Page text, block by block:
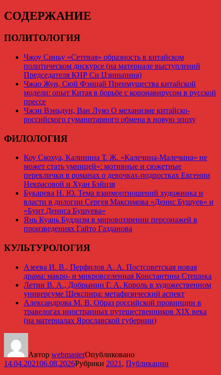
СОДЕРЖАНИЕ
ПОЛИТОЛОГИЯ
Чжоу Синьу «Сетевая» образность в китайском
политическом дискурсе (на материале выступлений
Председателя КНР Си Цзиньпина)
Чжао Жун, Сюй Фэнцай Преимущества китайской
модели: опыт Китая в борьбе с коронавирусом в русской
прессе
Чжэн Вэньдун, Ван Луяо О механизме китайско-
российского гуманитарного обмена в новую эпоху
ФИЛОЛОГИЯ
Коу Сяохуа, Калинина Т. Ж. «Калечина-Малечина» не
может стать умницей»: мотивные и сюжетные
переклички в романах о девочках-подростках Евгении
Некрасовой и Хуан Бэйцзя
Букарева Н. Ю. Тема взаимоотношений художника и
власти в дилогии Сергея Максимова «Денис Бушуев» и
«Бунт Дениса Бушуева»
Янь Куань Буддизм в мировоззрении персонажей в
произведениях Гайто Газданова
КУЛЬТУРОЛОГИЯ
Азеева И. В., Перфилов А. А. Постсоветская новая
драма: макро- и микровселенная Константина Стешика
Летин В. А., Добрынин Г. А. Король в художественном
универсуме Шекспира: метафизический аспект
Александрова М. В. Образ российской провинции в
травелогах иностранных путешественников XIX века
(на материалах Ярославской губернии)
Автор webmasterОпубликовано
14.04.202106.08.2026Рубрики 2021 , Публикации